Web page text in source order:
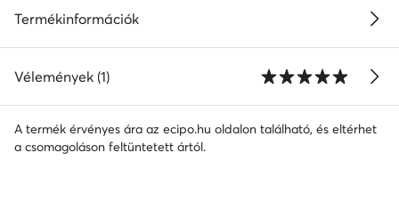
Termékinformációk
Vélemények (1)
A termék érvényes ára az ecipo.hu oldalon található, és eltérhet
a csomagoláson feltüntetett ártól.